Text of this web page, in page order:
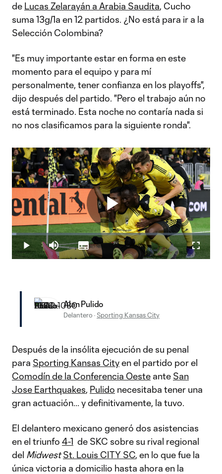
de Lucas Zelarayán a Arabia Saudita, Cucho
suma 13g/1a en 12 partidos. ¿No está para ir a la
Selección Colombina?
"Es muy importante estar en forma en este
momento para el equipo y para mí
personalmente, tener confianza en los playoffs",
dijo después del partido. "Pero el trabajo aún no
está terminado. Esta noche no contaría nada si
no nos clasificamos para la siguiente ronda".
Play
Play Mute
Loaded:
2.35%
Subtitles
Alan Pulido
Delantero · Sporting Kansas City
Después de la insólita ejecución de su penal
para Sporting Kansas Cityen el partido por el
Comodín de la Conferencia Oeste ante San
Jose Earthquakes, Pulido necesitaba tener una
gran actuación... y definitivamente, la tuvo.
El delantero mexicano generó dos asistencias
en el triunfo 4-1 de SKC sobre su rival regional
del Midwest St. Louis CITY SC, en lo que fue la
única victoria a domicilio hasta ahora en la